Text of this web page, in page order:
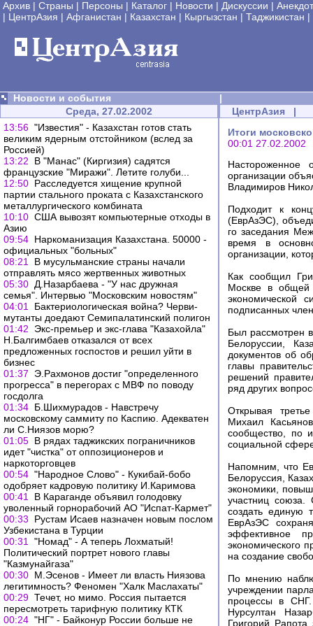
Архив | Страны | Персоны | Каталог | Новости | Дискуссии |
| ЦентрАзия | Афганистан | Казахстан | Кыргызстан | Таджикистан |
Новости и события
|
Среда, 27.02.2002
13:56 "Известия" - Казахстан готов стать
великим ядерным отстойником (вслед за
Россией)
13:22
В "Манас" (Киргизия) садятся
французские "Миражи". Летите голуби...
12:50 Расследуется хищение крупной
партии стального проката с Казахстанского
металлургического комбината
10:10 США вывозят компьютерные отходы в
Азию
09:54 Наркоманизация Казахстана. 50000 -
официальных "больных"
08:21
В мусульманские страны начали
отправлять мясо жертвенных животных
05:30 Д.Назарбаева - "У нас дружная
семья". Интервью "Московским новостям"
04:01
Бактериологическая война? Черви-
мутанты доедают Семипалатинский полигон
01:42
Экс-премьер и экс-глава "Казахойла"
Н.Балгимбаев отказался от всех
предложенных госпостов и решил уйти в
бизнес
01:37
Э.Рахмонов достиг "определенного
прогресса" в перегорах с МВФ по поводу
госдолга
01:34 Б.Шихмурадов - Навстречу
московскому саммиту по Каспию. Адекватен
ли С.Ниязов морю?
01:05 В рядах таджикских пограничников
идет "чистка" от оппозиционеров и
наркоторговцев
00:54 "Народное Слово" - Кукибай-бобо
одобряет кадровую политику И.Каримова
00:41
В Караганде объявил голодовку
уволенный горнорабочий АО "Испат-Кармет"
00:33
Рустам Исаев назначен новым послом
Узбекистана в Турции
00:31
"Номад" - А теперь Лохматый!
Политический портрет нового главы
"Казмунайгаза"
00:30 М.Эсенов - Имеет ли власть Ниязова
легитимность? Феномен "Халк Маслахаты"
00:29 Течет, но мимо. Россия пытается
пересмотреть тарифную политику КТК
00:24 "НГ" - Байконур России больше не
ЦентрАзия |
Итоги
00:01 27.02.2002
Настороженное
организации
Владимиров
Подходит к
(ЕврАзЭС),
го заседания
время в
организации,
Как сообщил
Москве в общей
экономической
подписанных
Был рассмотрен
Белоруссии,
документов об
главы
решений
ряд других
Открывая
Михаил
сообщество, по
социальной
Напомним, что
Белоруссия,
экономики,
участниц союза.
создать единую
ЕврАзЭС
эффективное
экономического
на создание
По мнению
учреждении
процессы в СНГ.
Нурсултан
Григорий